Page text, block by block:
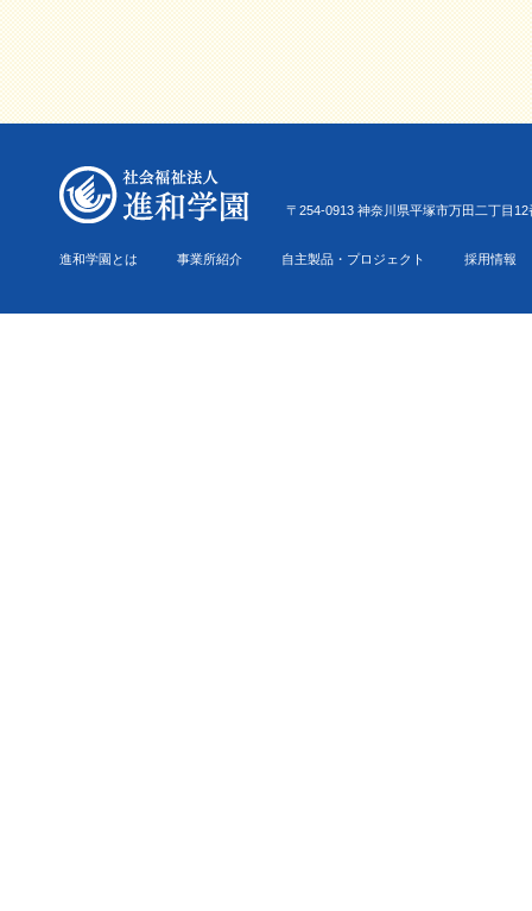
〒254-0913 神奈川県平塚市万田二丁目12
進和学園とは 事業所紹介 自主製品・プロジェクト 採用情報